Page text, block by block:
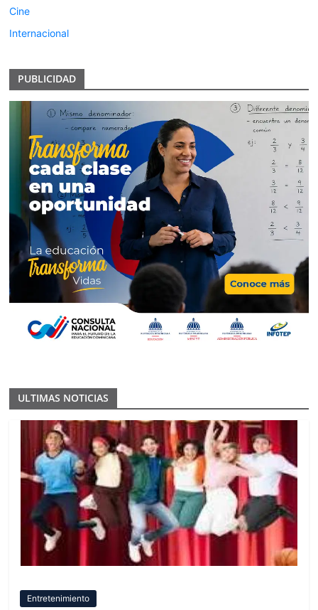
Cine
Internacional
PUBLICIDAD
ULTIMAS NOTICIAS
Entretenimiento